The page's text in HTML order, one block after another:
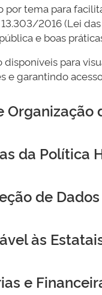
por tema para
2016 (Lei das
e boas
para
e garantindo
Organização
da Política
de Dados
às
e